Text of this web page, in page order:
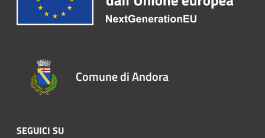
Comune di Andora
SEGUICI SU